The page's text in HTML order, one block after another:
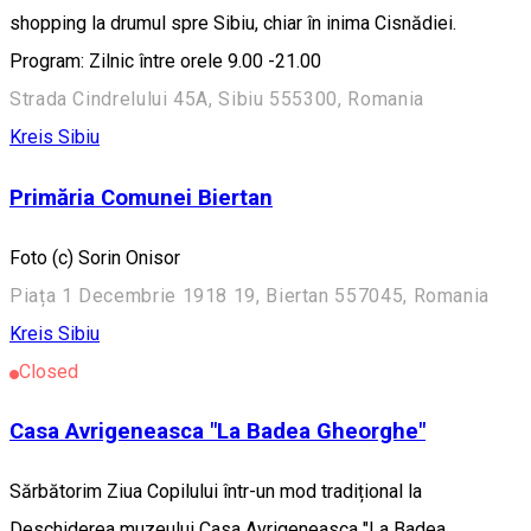
shopping la drumul spre Sibiu, chiar în inima Cisnădiei.
Program: Zilnic între orele 9.00 -21.00
Strada Cindrelului 45A, Sibiu 555300, Romania
Kreis Sibiu
Primăria Comunei Biertan
Foto (c) Sorin Onisor
Piața 1 Decembrie 1918 19, Biertan 557045, Romania
Kreis Sibiu
Closed
Casa Avrigeneasca "La Badea Gheorghe"
Sărbătorim Ziua Copilului într-un mod tradițional la